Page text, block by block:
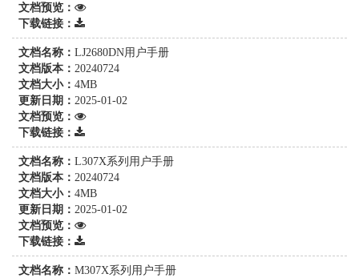
文档预览：
下载链接：
文档名称： LJ2680DN用户手册
文档版本： 20240724
文档大小： 4MB
更新日期： 2025-01-02
文档预览：
下载链接：
文档名称： L307X系列用户手册
文档版本： 20240724
文档大小： 4MB
更新日期： 2025-01-02
文档预览：
下载链接：
文档名称： M307X系列用户手册